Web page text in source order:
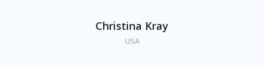
Christina Kray
USA